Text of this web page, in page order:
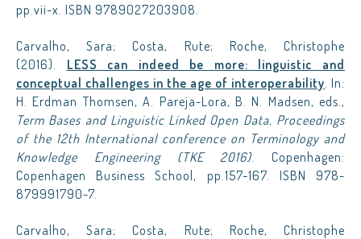
pp.vii-x. ISBN 9789027203908.
Carvalho, Sara; Costa, Rute; Roche, Christophe
(2016). LESS can indeed be more: linguistic and
conceptual challenges in the age of interoperability. In:
H. Erdman Thomsen, A. Pareja-Lora, B. N. Madsen, eds.,
Term Bases and Linguistic Linked Open Data. Proceedings
of the 12th International conference on Terminology and
Knowledge Engineering (TKE 2016). Copenhagen:
Copenhagen Business School, pp.157-167. ISBN 978-
879991790-7.
Carvalho, Sara; Costa, Rute; Roche, Christophe